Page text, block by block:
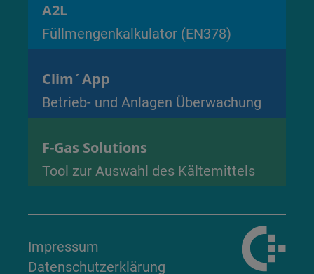
A2L
Füllmengenkalkulator (EN378)
Clim´App
Betrieb- und Anlagen Überwachung
F-Gas Solutions
Tool zur Auswahl des Kältemittels
Impressum
Datenschutzerklärung